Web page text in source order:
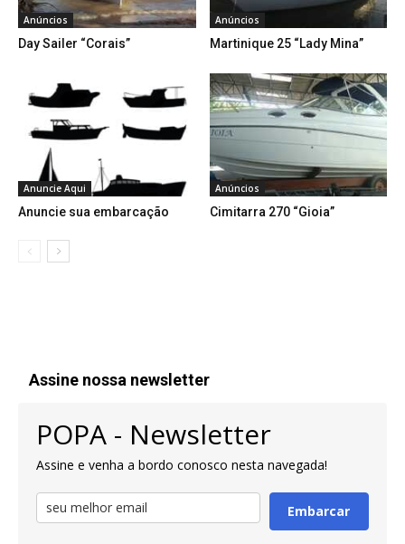
Anúncios
Day Sailer “Corais”
Anúncios
Martinique 25 “Lady Mina”
Anuncie Aqui
Anuncie sua embarcação
Anúncios
Cimitarra 270 “Gioia”
Assine nossa newsletter
POPA - Newsletter
Assine e venha a bordo conosco nesta navegada!
Embarcar